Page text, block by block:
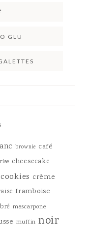
GLU
brownie café
cheesecake
cookies crème
framboise
mascarpone
muffin noir